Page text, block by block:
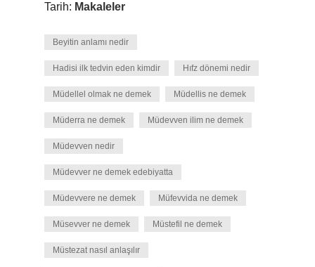
Tarih: Makaleler
Beyitin anlamı nedir
Hadisi ilk tedvin eden kimdir Hıfz dönemi nedir
Müdellel olmak ne demek Müdellis ne demek
Müderra ne demek Müdevven ilim ne demek
Müdevven nedir
Müdevver ne demek edebiyatta
Müdevvere ne demek Müfevvida ne demek
Müsevver ne demek Müstefil ne demek
Müstezat nasıl anlaşılır